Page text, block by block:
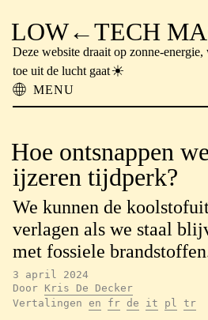
LOW←TECH
Deze website draait op zonne-energie,
toe uit de lucht gaat
MENU
Over ons
Hightech Problemen
Vergeten Technologie
Offline Lezen
Archief
Nieuwsbrief
NTM
Hoe ontsnappen
ijzeren tijdperk?
We kunnen de
verlagen als we staal
met fossiele
3 april 2024
Door Kris De Decker
Vertalingen
en fr de it pl tr